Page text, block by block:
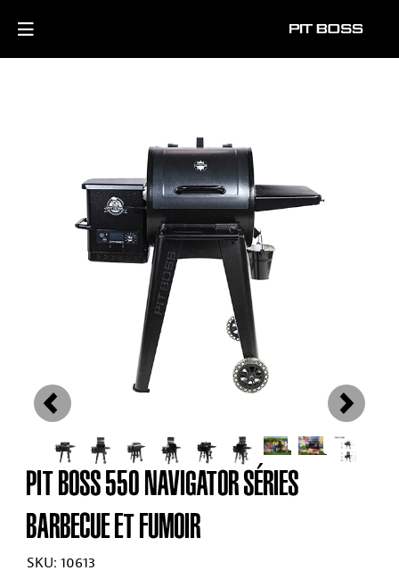
Previous
PIT BOSS 550 NAVIGATOR SÉRIES
BARBECUE ET FUMOIR
SKU: 10613